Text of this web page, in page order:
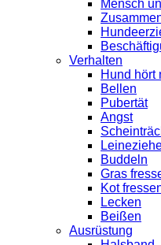
Mensch
Verhalten
Hund hört
Bellen
Pubertät
Angst
Buddeln
Gras
Kot
Lecken
Beißen
Ausrüstung